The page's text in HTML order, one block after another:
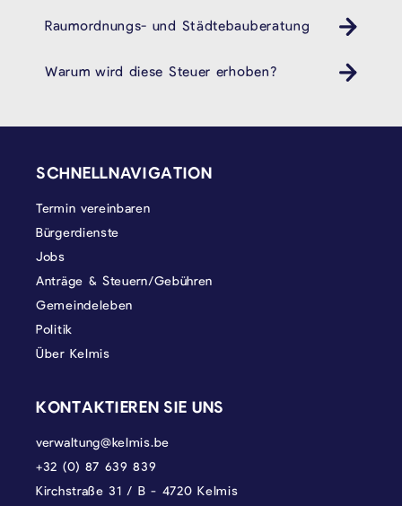
Raumordnungs- und Städtebauberatung
Warum wird diese Steuer erhoben?
SCHNELLNAVIGATION
Termin vereinbaren
Bürgerdienste
Jobs
Anträge & Steuern/Gebühren
Gemeindeleben
Politik
Über Kelmis
KONTAKTIEREN SIE UNS
verwaltung@kelmis.be
+32 (0) 87 639 839
Kirchstraße 31 / B - 4720 Kelmis